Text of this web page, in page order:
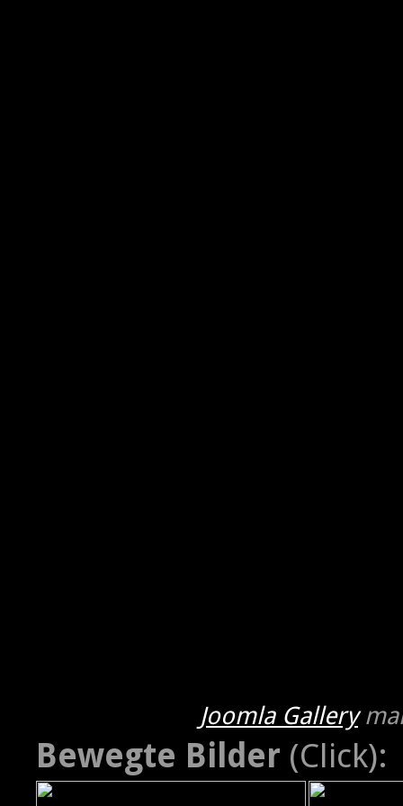
Joomla Gallery
Bewegte Bilder (Click):